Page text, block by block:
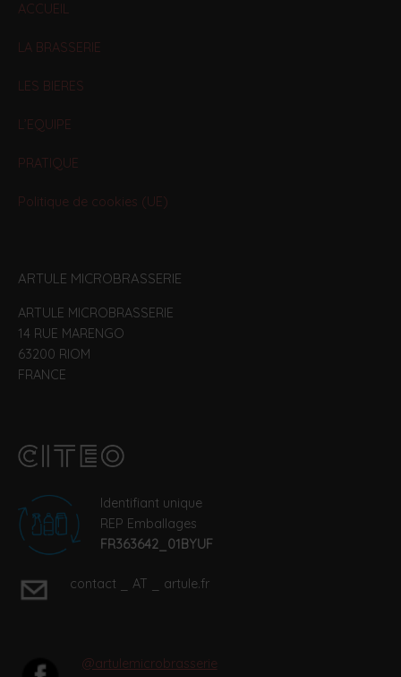
ACCUEIL
LA BRASSERIE
LES BIERES
L’EQUIPE
PRATIQUE
Politique de cookies (UE)
ARTULE MICROBRASSERIE
ARTULE MICROBRASSERIE
14 RUE MARENGO
63200 RIOM
FRANCE
Identifiant unique
REP Emballages
FR363642_01BYUF
contact _ AT _ artule.fr
@artulemicrobrasserie